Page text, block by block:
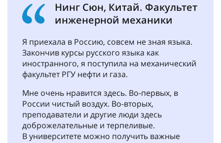
Нинг Сюн, Китай. Факультет
инженерной механики
Я приехала в Россию, совсем не зная языка.
Закончив курсы русского языка как
иностранного, я поступила на механический
факультет РГУ нефти и газа.
Мне очень нравится здесь. Во-первых, в
России чистый воздух. Во-вторых,
преподаватели и другие люди здесь
доброжелательные и терпеливые.
В университете можно получить важные